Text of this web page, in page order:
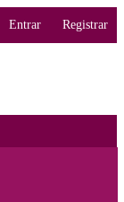
Entrar Registrar